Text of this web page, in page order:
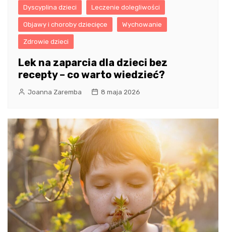
Dyscyplina dzieci Leczenie dolegliwości
Objawy i choroby dziecięce Wychowanie
Zdrowie dzieci
Lek na zaparcia dla dzieci bez
recepty – co warto wiedzieć?
Joanna Zaremba 8 maja 2026